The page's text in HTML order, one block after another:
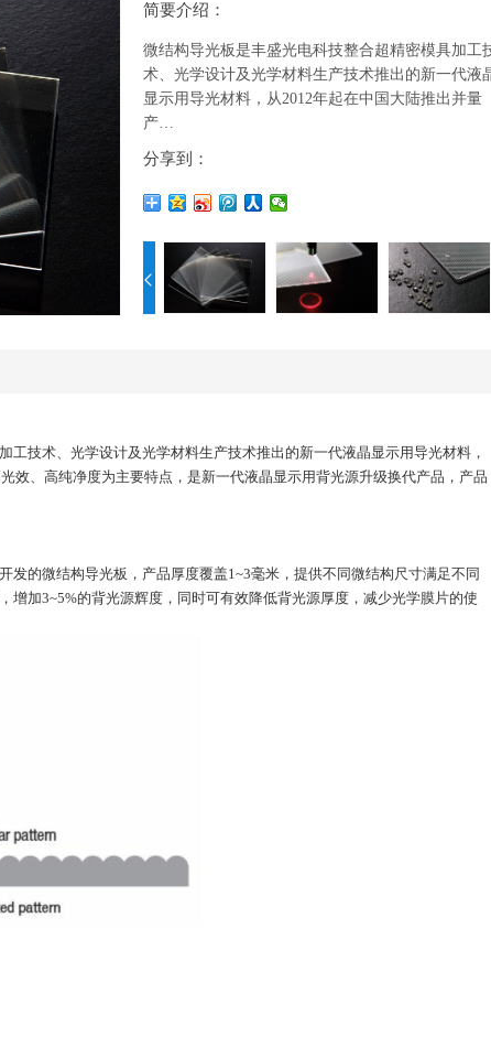
简要介绍：
微结构导光板是丰盛光电科技整合超精密模具加工
术、光学设计及光学材料生产技术推出的新一代液
显示用导光材料，从2012年起在中国大陆推出并量
产…
分享到：
工技术、光学设计及光学材料生产技术推出的新一代液晶显示用导光材料，
效、高纯净度为主要特点，是新一代液晶显示用背光源升级换代产品，产品
的微结构导光板，产品厚度覆盖1~3毫米，提供不同微结构尺寸满足不同
增加3~5%的背光源辉度，同时可有效降低背光源厚度，减少光学膜片的使